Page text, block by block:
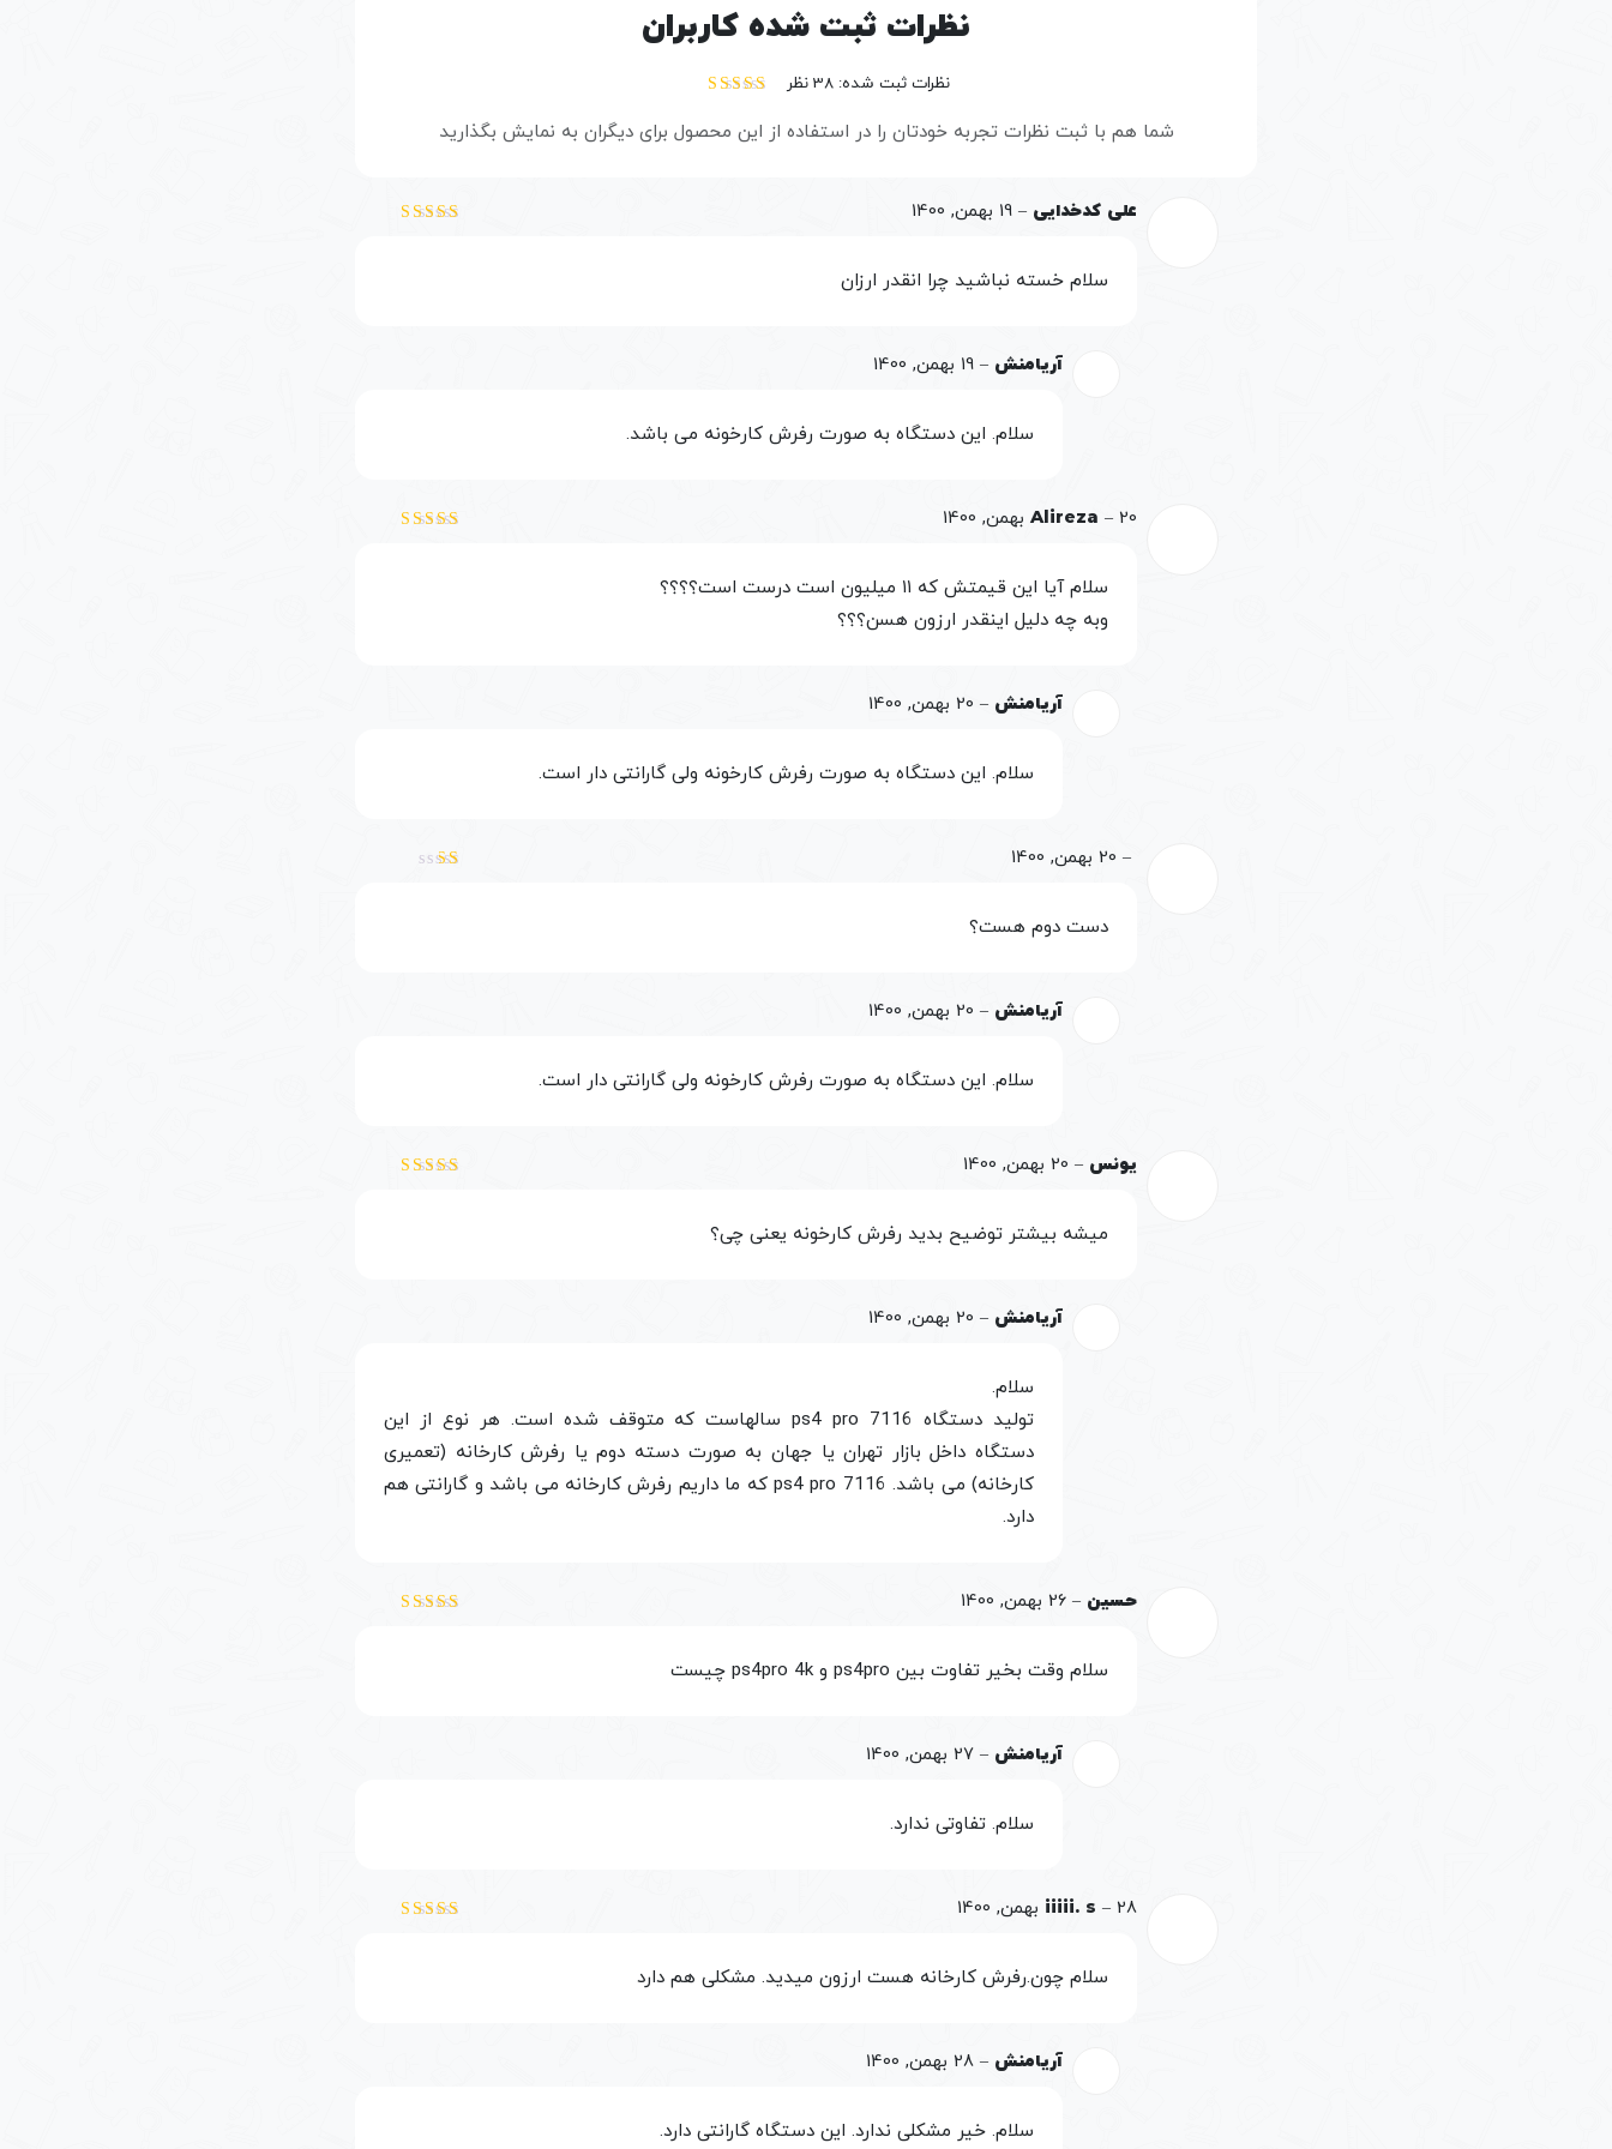
مجهز به خروجی تصویر 4K- HDR
عدم ایجاد سر و صداهای اضافی در هنگام اجرای بازی‌ها
خرید ps4 pro 7116 با بهترین و مناسب‌ترین قیمت
سایر امکانات ps4 pro 7116
قابلیت پشتیبانی از عینک مختص به واقعیت مجازی
نظرات ثبت شده کاربران
نظرات ثبت شده: 38 نظر
از 5
شما هم با ثبت نظرات تجربه خودتان را در استفاده از این محصول برای دیگران به نمایش بگذارید
علی کدخدایی – 19 بهمن, 1400
سلام خسته نباشید چرا انقدر ارزان
آریامنش – 19 بهمن, 1400
سلام. این دستگاه به صورت رفرش کارخونه می باشد.
Alireza – 20 بهمن, 1400
سلام آیا این قیمتش که ۱۱ میلیون است درست است؟؟؟؟
وبه چه دلیل اینقدر ارزون هسن؟؟؟
آریامنش – 20 بهمن, 1400
سلام. این دستگاه به صورت رفرش کارخونه ولی گارانتی دار است.
– 20 بهمن, 1400
دست دوم هست؟
آریامنش – 20 بهمن, 1400
سلام. این دستگاه به صورت رفرش کارخونه ولی گارانتی دار است.
یونس – 20 بهمن, 1400
میشه بیشتر توضیح بدید رفرش کارخونه یعنی چی؟
آریامنش – 20 بهمن, 1400
سلام.
تولید دستگاه ps4 pro 7116 سالهاست که متوقف شده است. هر نوع از این
دستگاه داخل بازار تهران یا جهان به صورت دسته دوم یا رفرش کارخانه (تعمیری
کارخانه) می باشد. ps4 pro 7116 که ما داریم رفرش کارخانه می باشد و گارانتی هم
دارد.
حسین – 26 بهمن, 1400
سلام وقت بخیر تفاوت بین ps4pro و ps4pro 4k چیست
آریامنش – 27 بهمن, 1400
سلام. تفاوتی ندارد.
iiiii. s – 28 بهمن, 1400
سلام چون.رفرش کارخانه هست ارزون میدید. مشکلی هم دارد
آریامنش – 28 بهمن, 1400
سلام. خیر مشکلی ندارد. این دستگاه گارانتی دارد.